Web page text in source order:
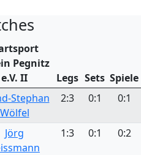
Pegnitz
e.V. II
Legs Sets Spiele
Stephan
Wölfel
2:3 0:1 0:1
Jörg
1:3 0:1 0:2